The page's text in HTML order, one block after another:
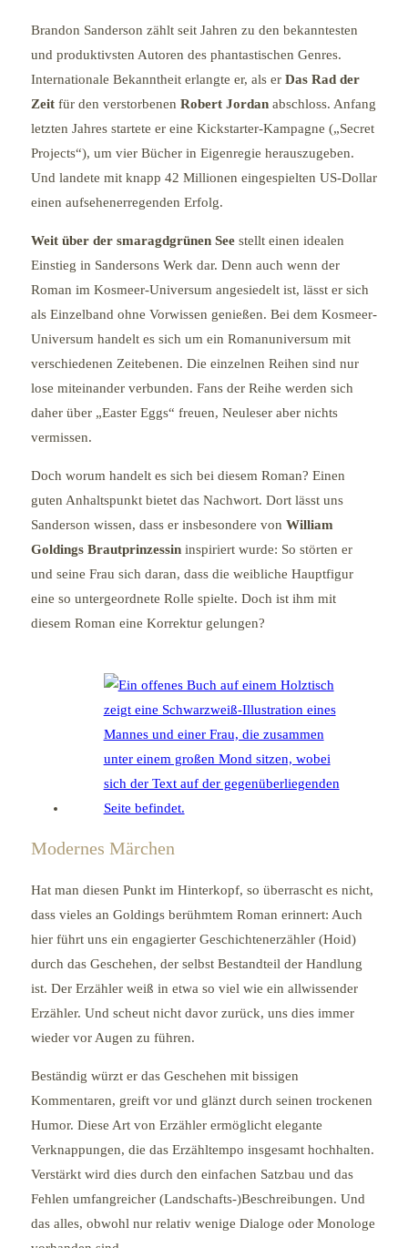
Brandon Sanderson zählt seit Jahren zu den bekanntesten
und produktivsten Autoren des phantastischen Genres.
Internationale Bekanntheit erlangte er, als er Das Rad der
Zeitfür den verstorbenen Robert Jordanabschloss. Anfang
letzten Jahres startete er eine Kickstarter-Kampagne („Secret
Projects“), um vier Bücher in Eigenregie herauszugeben.
Und landete mit knapp 42 Millionen eingespielten US-Dollar
einen aufsehenerregenden Erfolg.
Weit über der smaragdgrünen Seestellt einen idealen
Einstieg in Sandersons Werk dar. Denn auch wenn der
Roman im Kosmeer-Universum angesiedelt ist, lässt er sich
als Einzelband ohne Vorwissen genießen. Bei dem Kosmeer-
Universum handelt es sich um ein Romanuniversum mit
verschiedenen Zeitebenen. Die einzelnen Reihen sind nur
lose miteinander verbunden. Fans der Reihe werden sich
daher über „Easter Eggs“ freuen, Neuleser aber nichts
vermissen.
Doch worum handelt es sich bei diesem Roman? Einen
guten Anhaltspunkt bietet das Nachwort. Dort lässt uns
Sanderson wissen, dass er insbesondere von William
Goldings Brautprinzessininspiriert wurde: So störten er
und seine Frau sich daran, dass die weibliche Hauptfigur
eine so untergeordnete Rolle spielte. Doch ist ihm mit
diesem Roman eine Korrektur gelungen?
Modernes Märchen
Hat man diesen Punkt im Hinterkopf, so überrascht es nicht,
dass vieles an Goldings berühmtem Roman erinnert: Auch
hier führt uns ein engagierter Geschichtenerzähler (Hoid)
durch das Geschehen, der selbst Bestandteil der Handlung
ist. Der Erzähler weiß in etwa so viel wie ein allwissender
Erzähler. Und scheut nicht davor zurück, uns dies immer
wieder vor Augen zu führen.
Beständig würzt er das Geschehen mit bissigen
Kommentaren, greift vor und glänzt durch seinen trockenen
Humor. Diese Art von Erzähler ermöglicht elegante
Verknappungen, die das Erzähltempo insgesamt hochhalten.
Verstärkt wird dies durch den einfachen Satzbau und das
Fehlen umfangreicher (Landschafts-)Beschreibungen. Und
das alles, obwohl nur relativ wenige Dialoge oder Monologe